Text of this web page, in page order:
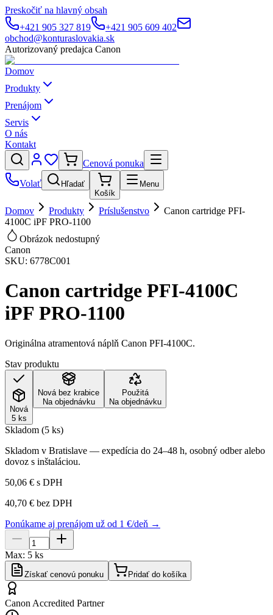
Preskočiť na hlavný obsah
+421 905 327 819
+421 905 609 402
obchod@konturaslovakia.sk
Autorizovaný predajca Canon
Domov
Produkty
Prenájom
Servis
O nás
Kontakt
Cenová ponuka
Volať
Hľadať
Košík
Menu
Domov Produkty Príslušenstvo
Canon cartridge PFI-
4100C iPF PRO-1100
Obrázok nedostupný
Canon
SKU: 6778C001
Canon cartridge PFI-4100C
iPF PRO-1100
Originálna atramentová náplň Canon PFI-4100C.
Stav produktu
Nová
5 ks
Nová bez krabice
Na objednávku
Použitá
Na objednávku
Skladom (5 ks)
Skladom v Bratislave — expedícia do 24–48 h, osobný odber alebo
dovoz s inštaláciou.
50,06 € s DPH
40,70 € bez DPH
Ponúkame aj prenájom už od 1 €/deň →
Max: 5 ks
Získať cenovú ponuku Pridať do košíka
Canon Accredited Partner